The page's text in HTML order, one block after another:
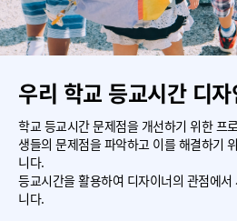
우리 학교 등교시간 디자
학교 등교시간 문제점을 개선하기 위한 프
생들의 문제점을 파악하고 이를 해결하기
니다.
등교시간을 활용하여 디자이너의 관점에
니다.